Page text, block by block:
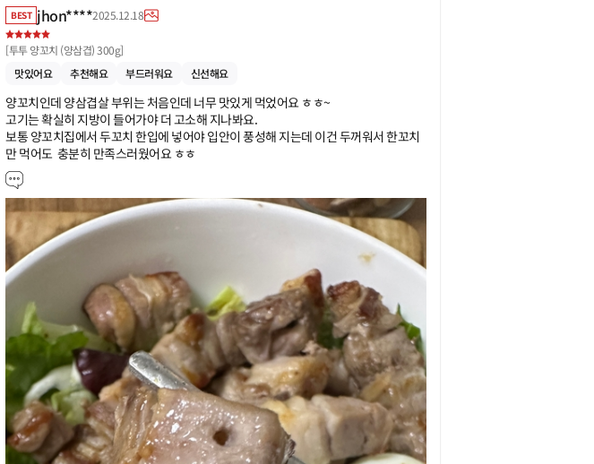
BEST jhon****2025.12.18
[투투 양꼬치 (양삼겹) 300g]
맛있어요
추천해요 부드러워요 신선해요
양꼬치인데 양삼겹살 부위는 처음인데 너무 맛있게 먹었어요 ㅎㅎ~
고기는 확실히 지방이 들어가야 더 고소해 지나봐요.
보통 양꼬치집에서 두꼬치 한입에 넣어야 입안이 풍성해 지는데 이건 두꺼워서 한꼬치
만 먹어도  충분히 만족스러웠어요 ㅎㅎ